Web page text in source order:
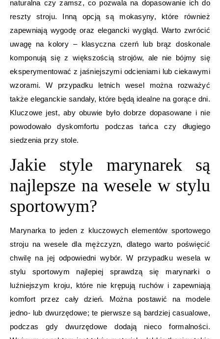
naturalna czy zamsz, co pozwala na dopasowanie ich do
reszty stroju. Inną opcją są mokasyny, które również
zapewniają wygodę oraz elegancki wygląd. Warto zwrócić
uwagę na kolory – klasyczna czerń lub brąz doskonale
komponują się z większością strojów, ale nie bójmy się
eksperymentować z jaśniejszymi odcieniami lub ciekawymi
wzorami. W przypadku letnich wesel można rozważyć
także eleganckie sandały, które będą idealne na gorące dni.
Kluczowe jest, aby obuwie było dobrze dopasowane i nie
powodowało dyskomfortu podczas tańca czy długiego
siedzenia przy stole.
Jakie style marynarek są
najlepsze na wesele w stylu
sportowym?
Marynarka to jeden z kluczowych elementów sportowego
stroju na wesele dla mężczyzn, dlatego warto poświęcić
chwilę na jej odpowiedni wybór. W przypadku wesela w
stylu sportowym najlepiej sprawdzą się marynarki o
luźniejszym kroju, które nie krępują ruchów i zapewniają
komfort przez cały dzień. Można postawić na modele
jedno- lub dwurzędowe; te pierwsze są bardziej casualowe,
podczas gdy dwurzędowe dodają nieco formalności.